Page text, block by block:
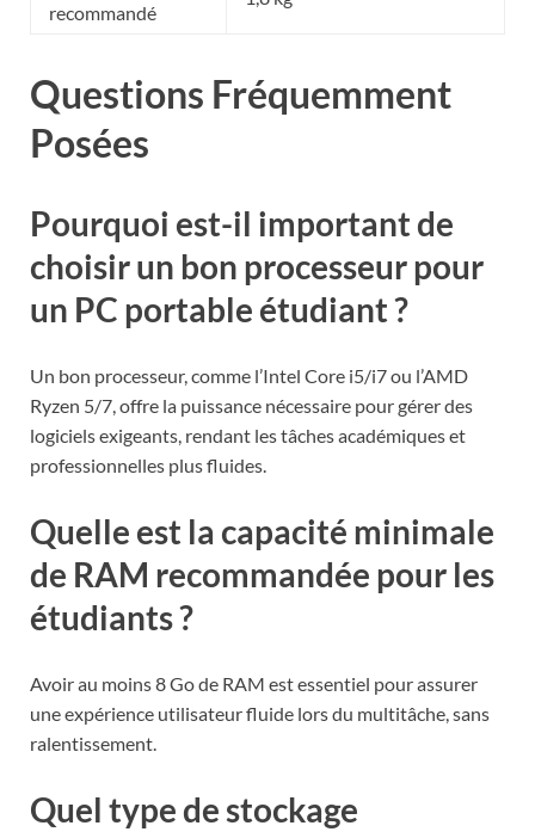
recommandé
Questions Fréquemment
Posées
Pourquoi est-il important de
choisir un bon processeur pour
un PC portable étudiant ?
Un bon processeur, comme l’Intel Core i5/i7 ou l’AMD
Ryzen 5/7, offre la puissance nécessaire pour gérer des
logiciels exigeants, rendant les tâches académiques et
professionnelles plus fluides.
Quelle est la capacité minimale
de RAM recommandée pour les
étudiants ?
Avoir au moins 8 Go de RAM est essentiel pour assurer
une expérience utilisateur fluide lors du multitâche, sans
ralentissement.
Quel type de stockage